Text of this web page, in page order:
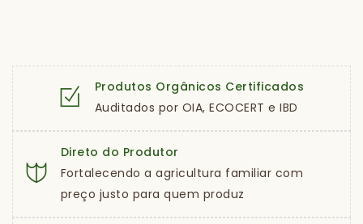
Produtos Orgânicos Certificados
Auditados por OIA, ECOCERT e IBD
Direto do Produtor
Fortalecendo a agricultura familiar com
preço justo para quem produz